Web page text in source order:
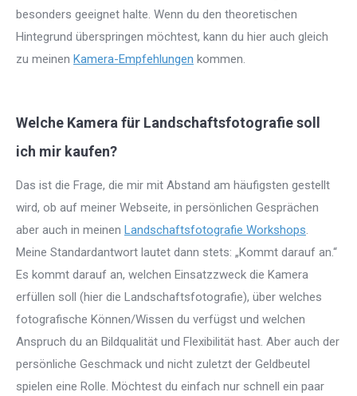
besonders geeignet halte. Wenn du den theoretischen
Hintegrund überspringen möchtest, kann du hier auch gleich
zu meinen Kamera-Empfehlungen kommen.
Welche Kamera für Landschaftsfotografie soll
ich mir kaufen?
Das ist die Frage, die mir mit Abstand am häufigsten gestellt
wird, ob auf meiner Webseite, in persönlichen Gesprächen
aber auch in meinen Landschaftsfotografie Workshops
Meine Standardantwort lautet dann stets: „Kommt darauf an.“
Es kommt darauf an, welchen Einsatzzweck die Kamera
erfüllen soll (hier die Landschaftsfotografie), über welches
fotografische Können/Wissen du verfügst und welchen
Anspruch du an Bildqualität und Flexibilität hast. Aber auch der
persönliche Geschmack und nicht zuletzt der Geldbeutel
spielen eine Rolle. Möchtest du einfach nur schnell ein paar